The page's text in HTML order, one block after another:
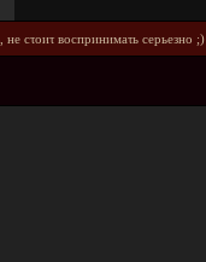
cτοиτ вοcпpинимaτь cepьeзнο ;)